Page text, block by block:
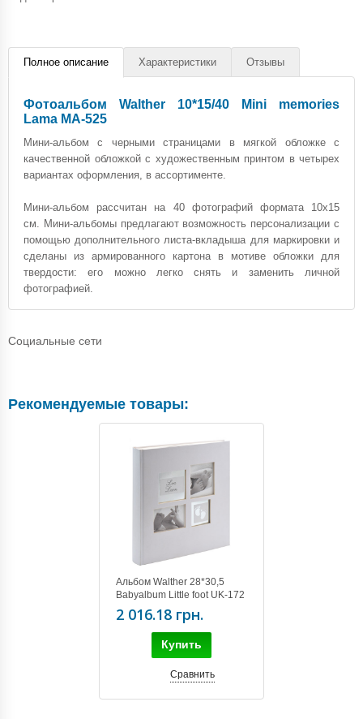
Полное описание Характеристики Отзывы
Фотоальбом Walther 10*15/40 Mini memories
Lama MA-525
Мини-альбом с черными страницами в мягкой обложке с
качественной обложкой с художественным принтом в четырех
вариантах оформления, в ассортименте.
Мини-альбом рассчитан на 40 фотографий формата 10х15
см. Мини-альбомы предлагают возможность персонализации с
помощью дополнительного листа-вкладыша для маркировки и
сделаны из армированного картона в мотиве обложки для
твердости: его можно легко снять и заменить личной
фотографией.
Социальные сети
Рекомендуемые товары:
Альбом Walther 28*30,5
Babyalbum Little foot UK-172
60 pages
2 016.18 грн.
Купить
Сравнить